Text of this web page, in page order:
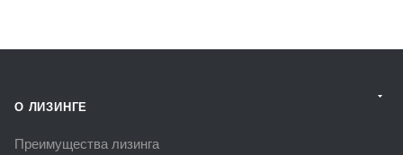
О ЛИЗИНГЕ
Преимущества лизинга